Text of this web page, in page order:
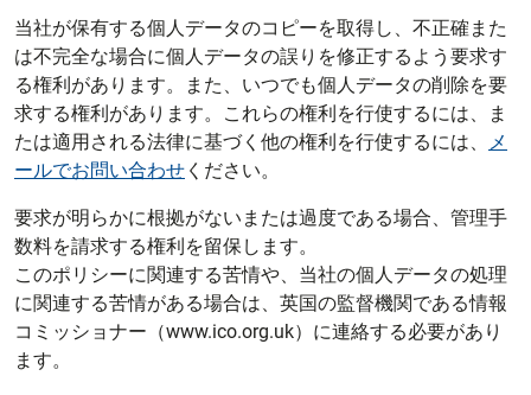
当社が保有する個人データのコピーを取得し、不正確また
は不完全な場合に個人データの誤りを修正するよう要求す
る権利があります。また、いつでも個人データの削除を要
求する権利があります。これらの権利を行使するには、ま
たは適用される法律に基づく他の権利を行使するには、
メ
ールでお問い合わせ ください。
要求が明らかに根拠がないまたは過度である場合、管理手
数料を請求する権利を留保します。
このポリシーに関連する苦情や、当社の個人データの処理
に関連する苦情がある場合は、英国の監督機関である情報
コミッショナー（www.ico.org.uk）に連絡する必要があり
ます。